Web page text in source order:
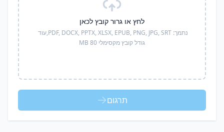
לחץ או גרור קובץ לכאן
נתמך: PDF, DOCX, PPTX, XLSX, EPUB, PNG, JPG, SRT, עוד
גודל קובץ מקסימלי 80 MB
תרגום